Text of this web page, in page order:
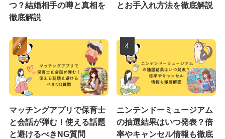
つ？結婚相手の噂と真相を
徹底解説
とお手入れ方法を徹底解説
マッチングアプリで保育士
と会話が弾む！使える話題
と避けるべきNG質問
ニンテンドーミュージアム
の抽選結果はいつ発表？倍
率やキャンセル情報も徹底